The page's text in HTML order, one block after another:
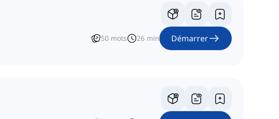
50 mots 26 min Démarrer